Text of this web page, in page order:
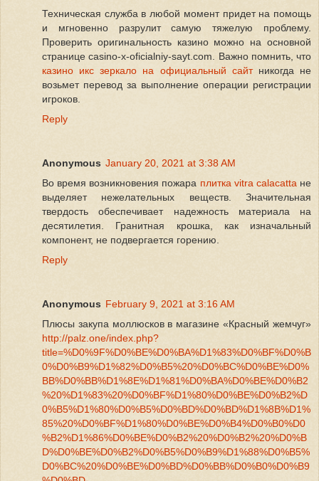
Техническая служба в любой момент придет на помощь
и мгновенно разрулит самую тяжелую проблему.
Проверить оригинальность казино можно на основной
странице casino-x-oficialniy-sayt.com. Важно помнить, что
казино икс зеркало на официальный сайтникогда не
возьмет перевод за выполнение операции регистрации
игроков.
Reply
Anonymous January 20, 2021 at 3:38 AM
Во время возникновения пожара плитка vitra calacatta не
выделяет нежелательных веществ. Значительная
твердость обеспечивает надежность материала на
десятилетия. Гранитная крошка, как изначальный
компонент, не подвергается горению.
Reply
Anonymous February 9, 2021 at 3:16 AM
Плюсы закупа моллюсков в магазине «Красный жемчуг»
http://palz.one/index.php?
title=%D0%9F%D0%BE%D0%BA%D1%83%D0%BF%D0%B
0%D0%B9%D1%82%D0%B5%20%D0%BC%D0%BE%D0%
BB%D0%BB%D1%8E%D1%81%D0%BA%D0%BE%D0%B2
%20%D1%83%20%D0%BF%D1%80%D0%BE%D0%B2%D
0%B5%D1%80%D0%B5%D0%BD%D0%BD%D1%8B%D1%
85%20%D0%BF%D1%80%D0%BE%D0%B4%D0%B0%D0
%B2%D1%86%D0%BE%D0%B2%20%D0%B2%20%D0%B
D%D0%BE%D0%B2%D0%B5%D0%B9%D1%88%D0%B5%
D0%BC%20%D0%BE%D0%BD%D0%BB%D0%B0%D0%B9